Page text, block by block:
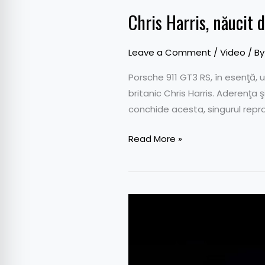
Chris Harris, năucit
Leave a Comment / Video / By
Porsche 911 GT3 RS, în
britanic Chris Harris.
conchide acesta, singurul
Read More »